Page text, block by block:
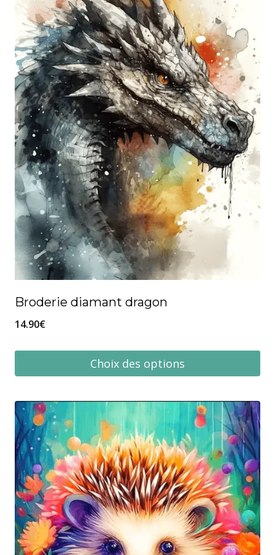
Broderie diamant dragon
14.90€
Choix des options
produit
a
plusieurs
variations.
Les
options
peuvent
être